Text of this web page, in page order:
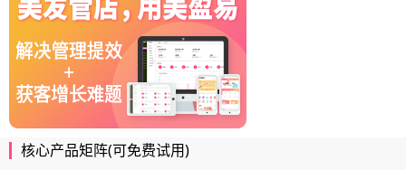
核心产品矩阵(可免费试用)